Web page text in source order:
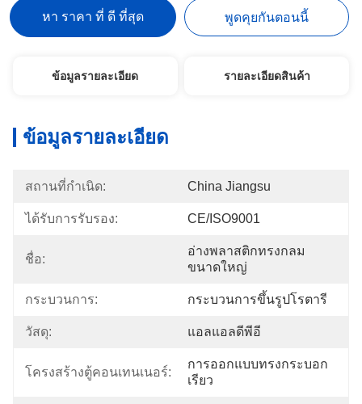
หา ราคา ที่ ดี ที่สุด พูดคุยกันตอนนี้
ข้อมูลรายละเอียด รายละเอียดสินค้า
ข้อมูลรายละเอียด
สถานที่กำเนิด: China Jiangsu
ได้รับการรับรอง: CE/ISO9001
ชื่อ:
อ่างพลาสติกทรงกลม
ขนาดใหญ่
กระบวนการ: กระบวนการขึ้นรูปโรตารี
วัสดุ: แอลแอลดีพีอี
โครงสร้างตู้คอนเทนเนอร์:
การออกแบบทรงกระบอก
เรียว